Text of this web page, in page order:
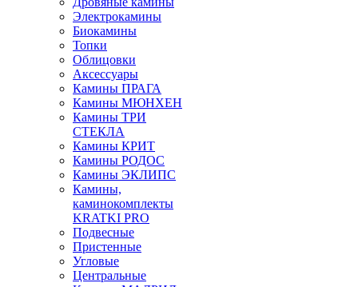
Электрокамины
Биокамины
Топки
Облицовки
Аксессуары
Камины ПРАГА
Камины МЮНХЕН
Камины ТРИ
СТЕКЛА
Камины КРИТ
Камины РОДОС
Камины ЭКЛИПС
Камины,
каминокомплекты
KRATKI PRO
Подвесные
Пристенные
Угловые
Центральные